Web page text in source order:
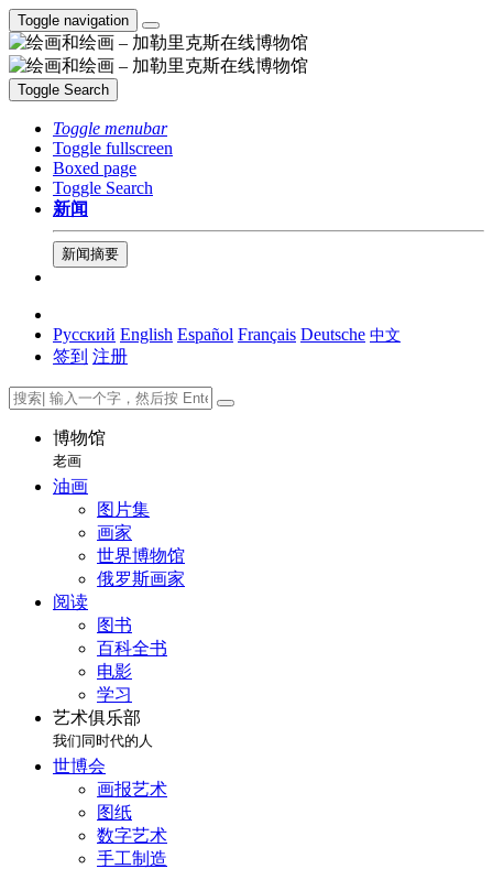
Toggle navigation
Toggle Search
Toggle menubar
Toggle fullscreen
Boxed page
Toggle Search
新闻
新闻摘要
Русский English Español Français Deutsche 中文
签到 注册
博物馆
老画
油画
图片集
画家
世界博物馆
俄罗斯画家
阅读
图书
百科全书
电影
学习
艺术俱乐部
我们同时代的人
世博会
画报艺术
图纸
数字艺术
手工制造